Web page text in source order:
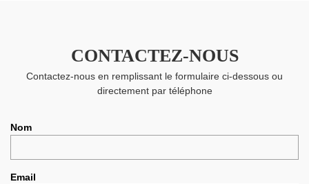
CONTACTEZ-NOUS
Contactez-nous en remplissant le formulaire ci-dessous ou
directement par téléphone
Nom
Email